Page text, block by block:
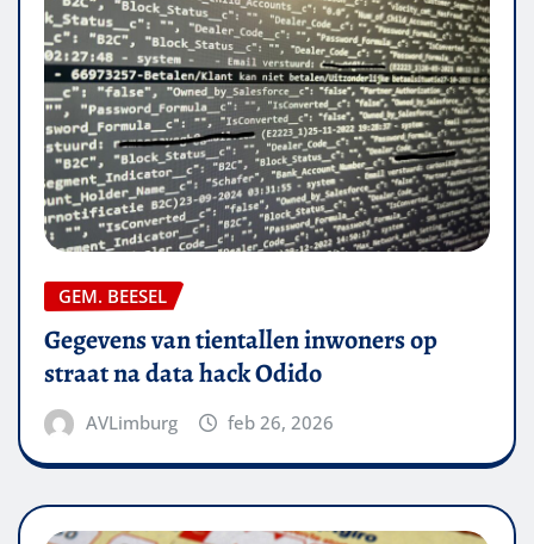
GEM. BEESEL
Gegevens van tientallen inwoners op
straat na data hack Odido
AVLimburg feb 26, 2026